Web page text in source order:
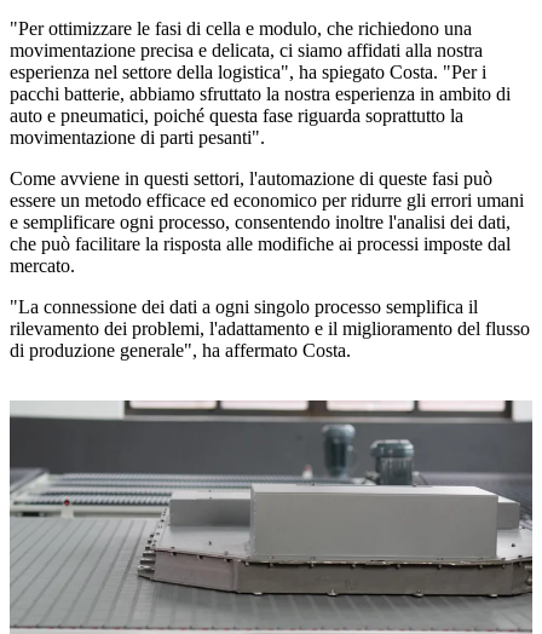
"Per ottimizzare le fasi di cella e modulo, che richiedono una
movimentazione precisa e delicata, ci siamo affidati alla nostra
esperienza nel settore della logistica", ha spiegato Costa. "Per i
pacchi batterie, abbiamo sfruttato la nostra esperienza in ambito di
auto e pneumatici, poiché questa fase riguarda soprattutto la
movimentazione di parti pesanti".
Come avviene in questi settori, l'automazione di queste fasi può
essere un metodo efficace ed economico per ridurre gli errori umani
e semplificare ogni processo, consentendo inoltre l'analisi dei dati,
che può facilitare la risposta alle modifiche ai processi imposte dal
mercato.
"La connessione dei dati a ogni singolo processo semplifica il
rilevamento dei problemi, l'adattamento e il miglioramento del flusso
di produzione generale", ha affermato Costa.